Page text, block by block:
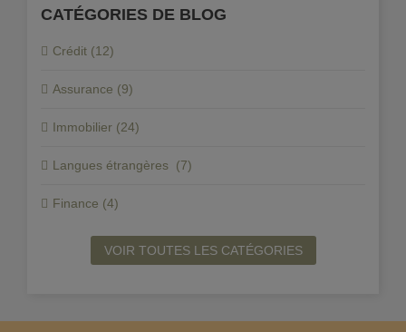
CATÉGORIES DE BLOG
Crédit (12)
Assurance (9)
Immobilier (24)
Langues étrangères (7)
Finance (4)
VOIR TOUTES LES CATÉGORIES